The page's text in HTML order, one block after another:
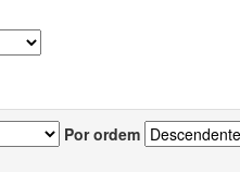
Por ordem